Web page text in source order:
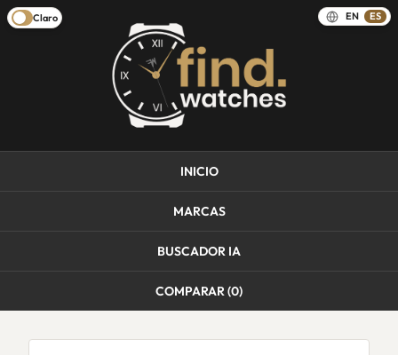
Claro EN ES
INICIO
MARCAS
BUSCADOR IA
COMPARAR (0)